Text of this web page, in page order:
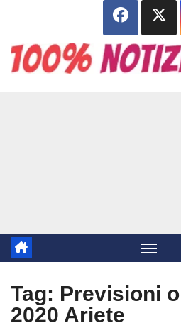
contenuto
Tag: Previsioni
2020 Ariete